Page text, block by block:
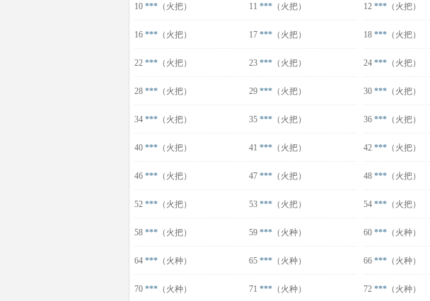
10 *** （火把） 11 *** （火把） 12 *** （火把）
16 *** （火把） 17 *** （火把） 18 *** （火把）
22 *** （火把） 23 *** （火把） 24 *** （火把）
28 *** （火把） 29 *** （火把） 30 *** （火把）
34 *** （火把） 35 *** （火把） 36 *** （火把）
40 *** （火把） 41 *** （火把） 42 *** （火把）
46 *** （火把） 47 *** （火把） 48 *** （火把）
52 *** （火把） 53 *** （火把） 54 *** （火把）
58 *** （火把） 59 *** （火种） 60 *** （火种）
64 *** （火种） 65 *** （火种） 66 *** （火种）
70 *** （火种） 71 *** （火种） 72 *** （火种）